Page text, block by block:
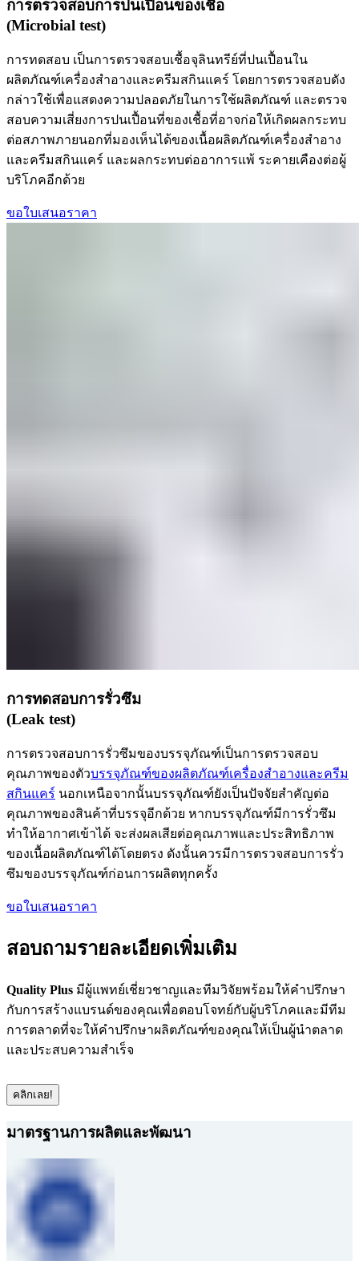
การตรวจสอบการปนเปื้อนของเชื้อ
(Microbial test)
การทดสอบ เป็นการตรวจสอบเชื้อจุลินทรีย์ที่ปนเปื้อนใน
ผลิตภัณฑ์เครื่องสำอางและครีมสกินแคร์ โดยการตรวจสอบดัง
กล่าวใช้เพื่อแสดงความปลอดภัยในการใช้ผลิตภัณฑ์ และตรวจ
สอบความเสี่ยงการปนเปื้อนที่ของเชื้อที่อาจก่อให้เกิดผลกระทบ
ต่อสภาพภายนอกที่มองเห็นได้ของเนื้อผลิตภัณฑ์เครื่องสำอาง
และครีมสกินแคร์ และผลกระทบต่ออาการแพ้ ระคายเคืองต่อผู้
บริโภคอีกด้วย
ขอใบเสนอราคา
การทดสอบการรั่วซึม
(Leak test)
การตรวจสอบการรั่วซึมของบรรจุภัณฑ์เป็นการตรวจสอบ
คุณภาพของตัวบรรจุภัณฑ์ของผลิตภัณฑ์เครื่องสำอางและครีม
สกินแคร์ นอกเหนือจากนั้นบรรจุภัณฑ์ยังเป็นปัจจัยสำคัญต่อ
คุณภาพของสินค้าที่บรรจุอีกด้วย หากบรรจุภัณฑ์มีการรั่วซึม
ทำให้อากาศเข้าได้ จะส่งผลเสียต่อคุณภาพและประสิทธิภาพ
ของเนื้อผลิตภัณฑ์ได้โดยตรง ดังนั้นควรมีการตรวจสอบการรั่ว
ซึมของบรรจุภัณฑ์ก่อนการผลิตทุกครั้ง
ขอใบเสนอราคา
สอบถามรายละเอียดเพิ่มเติม
Quality Plus มีผู้แพทย์เชี่ยวชาญและทีมวิจัยพร้อมให้คำปรึกษา
กับการสร้างแบรนด์ของคุณเพื่อตอบโจทย์กับผู้บริโภคและมีทีม
การตลาดที่จะให้คำปรึกษาผลิตภัณฑ์ของคุณให้เป็นผู้นำตลาด
และประสบความสำเร็จ
คลิกเลย!
มาตรฐานการผลิตและพัฒนา